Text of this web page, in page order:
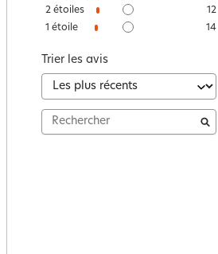
2 étoiles
12
1 étoile 14
Trier les avis